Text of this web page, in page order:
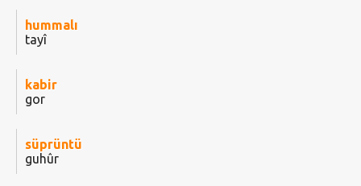
hummalı
tayî
kabir
gor
süprüntü
guhûr